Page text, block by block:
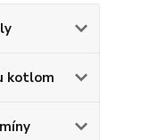
kotlom